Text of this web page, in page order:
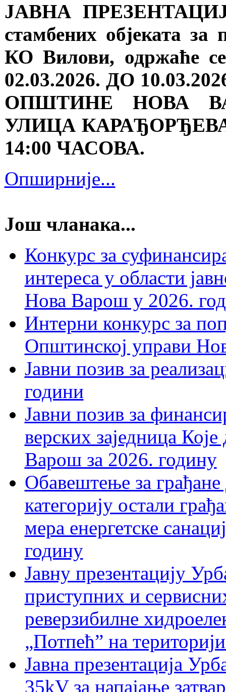
ЈАВНА ПРЕЗЕНТАЦИЈА
стамбених објеката за
КО Вилови, одржаће
02.03.2026. ДО
ОПШТИНЕ НОВА
УЛИЦА
14:00 ЧАСОВА.
Опширније...
Још чланака...
Конкурс за
интереса у области
Нова Варош у 2026.
Интерни конкурс за
Општинској управи
Јавни позив за
години
Јавни позив за
верских заједница
Варош за 2026. годину
Обавештење за грађане
категорију остали
мера енергетске
годину
Јавну презентацију
приступних и
реверзибилне
„Потпећ” на
Јавна презентација
35kV за напајање